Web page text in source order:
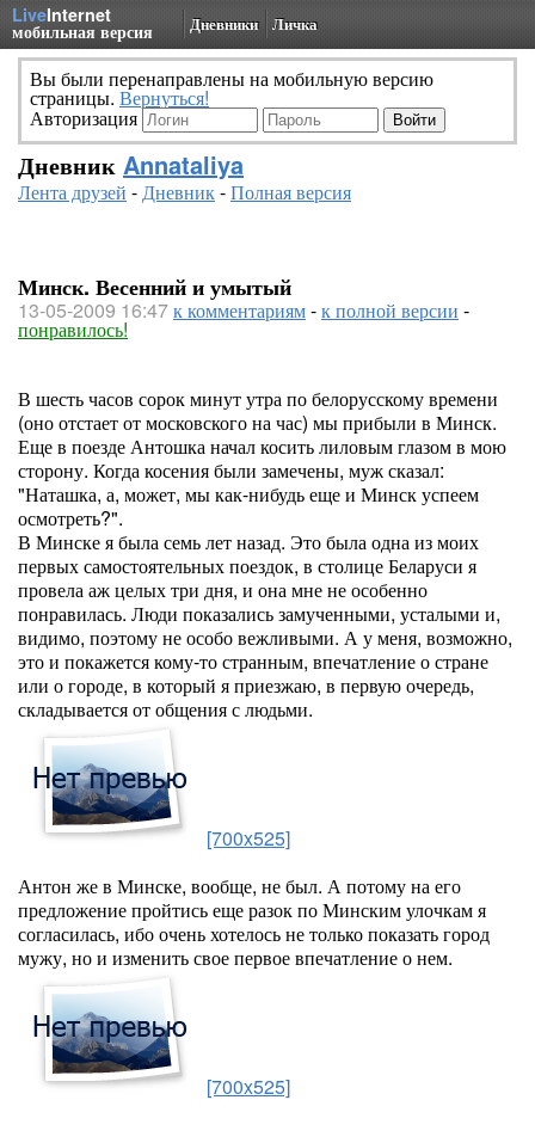
LiveInternet
мобильная версия Дневники Личка
Вы были перенаправлены на мобильную версию
страницы. Вернуться!
Авторизация
Дневник Annataliya
Лента друзей -Дневник-Полная версия
Минск. Весенний и умытый
13-05-2009 16:47к комментариям-к полной версии -
понравилось!
В шесть часов сорок минут утра по белорусскому времени
(оно отстает от московского на час) мы прибыли в Минск.
Еще в поезде Антошка начал косить лиловым глазом в мою
сторону. Когда косения были замечены, муж сказал:
"Наташка, а, может, мы как-нибудь еще и Минск успеем
осмотреть?".
В Минске я была семь лет назад. Это была одна из моих
первых самостоятельных поездок, в столице Беларуси я
провела аж целых три дня, и она мне не особенно
понравилась. Люди показались замученными, усталыми и,
видимо, поэтому не особо вежливыми. А у меня, возможно,
это и покажется кому-то странным, впечатление о стране
или о городе, в который я приезжаю, в первую очередь,
складывается от общения с людьми.
[700x525]
Антон же в Минске, вообще, не был. А потому на его
предложение пройтись еще разок по Минским улочкам я
согласилась, ибо очень хотелось не только показать город
мужу, но и изменить свое первое впечатление о нем.
[700x525]